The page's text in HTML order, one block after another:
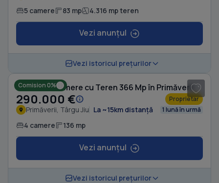
5 camere 83 mp 4.316 mp teren
Vezi anunțul
Vezi istoricul prețurilor
Comision 0%
Casă cu 4 camere cu Teren 366 Mp în Primăverii
290.000 € Proprietar
Primăverii, Târgu Jiu La ~15km distanță 1 lună în urmă
4 camere 136 mp
Vezi anunțul
Vezi istoricul prețurilor